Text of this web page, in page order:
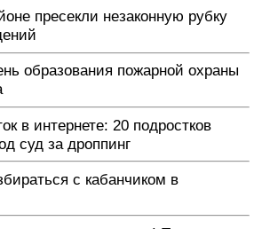
пресекли незаконную рубку
образования пожарной охраны
в интернете: 20 подростков
суд за дроппинг
с кабанчиком в